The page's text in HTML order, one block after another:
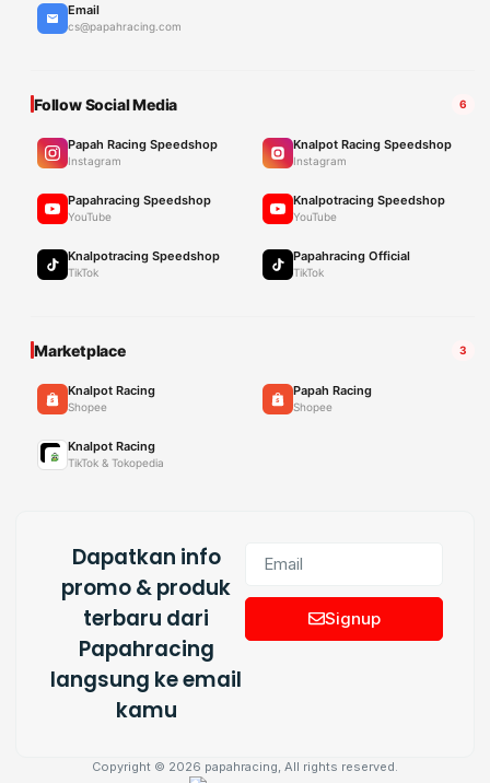
Email
cs@papahracing.com
Follow Social Media 6
Papah Racing Speedshop
Instagram
Knalpot Racing Speedshop
Instagram
Papahracing Speedshop
YouTube
Knalpotracing Speedshop
YouTube
Knalpotracing Speedshop
TikTok
Papahracing Official
TikTok
Marketplace 3
Knalpot Racing
Shopee
Papah Racing
Shopee
Knalpot Racing
TikTok & Tokopedia
Dapatkan info
promo & produk
terbaru dari
Papahracing
langsung ke email
kamu
Signup
Copyright © 2026 papahracing, All rights reserved.